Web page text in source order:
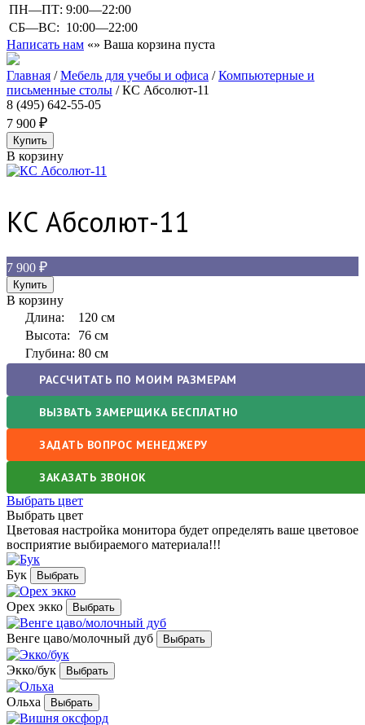
ПН—ПТ: 9:00—22:00
СБ—ВС: 10:00—22:00
Написать нам
Ваша корзина пуста
Главная /Мебель для учебы и офиса /Компьютерные и
письменные столы /КС Абсолют-11
8 (495) 642-55-05
7 900
В корзину
КС Абсолют-11
7 900
В корзину
Длина:
120 см
Высота:
76 см
Глубина: 80 см
РАССЧИТАТЬ ПО МОИМ РАЗМЕРАМ
ВЫЗВАТЬ ЗАМЕРЩИКА БЕСПЛАТНО
ЗАДАТЬ ВОПРОС МЕНЕДЖЕРУ
ЗАКАЗАТЬ ЗВОНОК
Выбрать цвет
Выбрать цвет
Цветовая настройка монитора будет определять ваше цветовое
восприятие выбираемого материала!!!
Бук
Орех экко
Венге цаво/молочный дуб
Экко/бук
Ольха